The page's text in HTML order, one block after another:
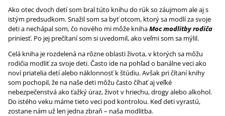
Ako otec dvoch detí som bral túto knihu do rúk so záujmom ale aj s
istým predsudkom. Snažil som sa byť otcom, ktorý sa modlí za svoje
deti a nechápal som, čo nového mi môže knihaMoc modlitby rodiča
priniesť. Po jej prečítaní som si uvedomil, ako veľmi som sa mýlil.
Celá kniha je rozdelená na rôzne oblasti života, v ktorých sa môžu
rodičia modliť za svoje deti. Často ide na pohľad o banálne veci ako
noví priatelia detí alebo náklonnosť k štúdiu. Avšak pri čítaní knihy
som pochopil, že na naše deti môžu často číhať aj veľké
nebezpečenstvá ako ťažký úraz, život v hriechu, drogy alebo alkohol.
Do istého veku máme tieto veci pod kontrolou. Keď deti vyrastú,
zostane nám už len jedna zbraň – naša modlitba.